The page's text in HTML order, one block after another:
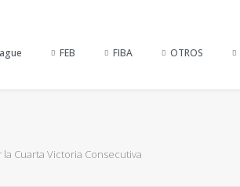
FEB FIBA OTROS
la Cuarta Victoria Consecutiva